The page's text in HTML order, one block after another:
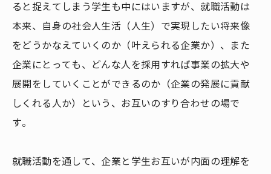
ると捉えてしまう学生も中にはいますが、就職活動は
本来、自身の社会人生活（人生）で実現したい将来像
をどうかなえていくのか（叶えられる企業か）、また
企業にとっても、どんな人を採用すれば事業の拡大や
展開をしていくことができるのか（企業の発展に貢献
しくれる人か）という、お互いのすり合わせの場で
す。
就職活動を通して、企業と学生お互いが内面の理解を